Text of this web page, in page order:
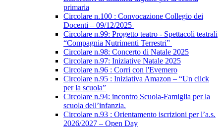
primaria
Circolare n.100 : Convocazione Collegio dei
Docenti – 09/12/2025
Circolare n.99: Progetto teatro - Spettacoli teatrali
“Compagnia Nutrimenti Terrestri”
Circolare n.98: Concerto di Natale 2025
Circolare n.97: Iniziative Natale 2025
Circolare n.96 : Corri con l'Evemero
Circolare n.95 : Iniziativa Amazon – “Un click
per la scuola”
Circolare n.94: incontro Scuola-Famiglia per la
scuola dell’infanzia.
Circolare n.93 : Orientamento iscrizioni per l’a.s.
2026/2027 – Open Day